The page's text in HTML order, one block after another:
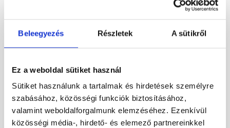
Beleegyezés Részletek A sütikről
Ez a weboldal sütiket használ
Sütiket használunk a tartalmak és hirdetések személyre
szabásához, közösségi funkciók biztosításához,
valamint weboldalforgalmunk elemzéséhez. Ezenkívül
közösségi média-, hirdető- és elemező partnereinkkel